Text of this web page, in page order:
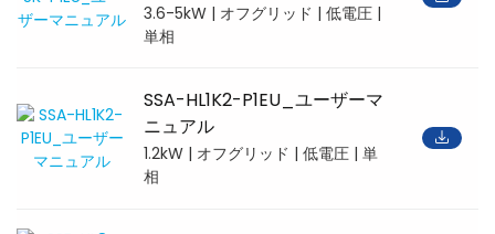
3.6-5kW | オフグリッド | 低電圧 |
単相
SSA-HL1K2-P1EU_ユーザーマ
ニュアル
1.2kW | オフグリッド | 低電圧 | 単
相